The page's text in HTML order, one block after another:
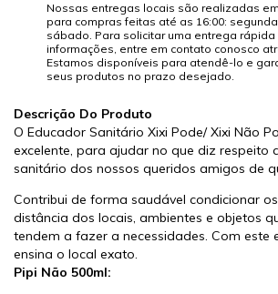
Nossas entregas locais são realizadas
para compras feitas até as 16:00:
sábado. Para solicitar uma entrega
informações, entre em contato conosco
Estamos disponíveis para atendê-lo e
seus produtos no prazo desejado.
Descrição Do Produto
O Educador Sanitário Xixi Pode/ Xixi Não
excelente, para ajudar no que diz respeito
sanitário dos nossos queridos amigos de
Contribui de forma saudável condicionar
distância dos locais, ambientes e objetos
tendem a fazer a necessidades. Com este
ensina o local exato.
Pipi Não 500ml: